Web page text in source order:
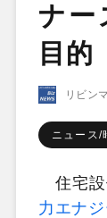
ナー
目的
リビン
ニュース/
住宅設
力エナ